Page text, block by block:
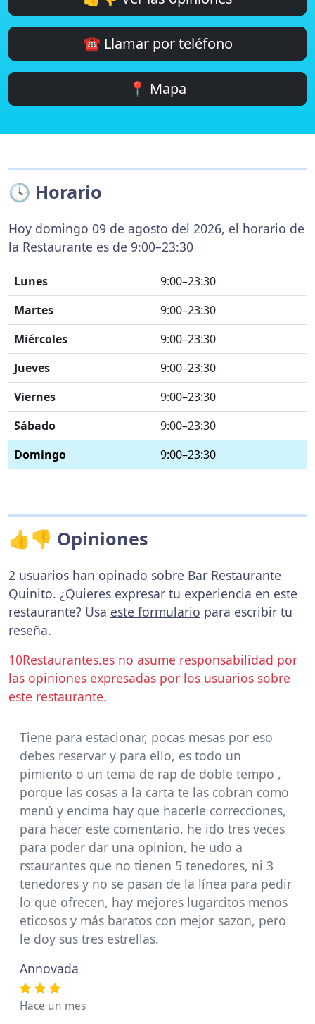
☎️ Llamar por teléfono
📍 Mapa
🕓 Horario
Hoy domingo 09 de agosto del 2026, el horario de
la Restaurante es de 9:00–23:30
Lunes
9:00–23:30
Martes
9:00–23:30
Miércoles
9:00–23:30
Jueves
9:00–23:30
Viernes
9:00–23:30
Sábado
9:00–23:30
Domingo
9:00–23:30
👍👎 Opiniones
2 usuarios han opinado sobre Bar Restaurante
Quinito. ¿Quieres expresar tu experiencia en este
restaurante? Usa este formulario para escribir tu
reseña.
10Restaurantes.es no asume responsabilidad por
las opiniones expresadas por los usuarios sobre
este restaurante.
Tiene para estacionar, pocas mesas por eso
debes reservar y para ello, es todo un
pimiento o un tema de rap de doble tempo ,
porque las cosas a la carta te las cobran como
menú y encima hay que hacerle correcciones,
para hacer este comentario, he ido tres veces
para poder dar una opinion, he udo a
rstaurantes que no tienen 5 tenedores, ni 3
tenedores y no se pasan de la línea para pedir
lo que ofrecen, hay mejores lugarcitos menos
eticosos y más baratos con mejor sazon, pero
le doy sus tres estrellas.
Annovada
Hace un mes